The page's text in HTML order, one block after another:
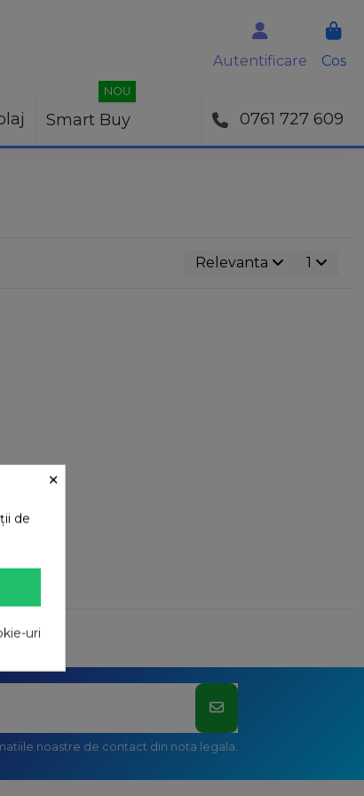
Autentificare Cos
Smart Buy
NOU
0761 727 609
Relevanta 1
noastre de contact din nota legala.
×
de
uri